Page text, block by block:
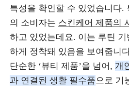
특성을 확인할 수 있었습니다.
의 소비자는 스킨케어 제품의
하고 있었는데요. 이는 루틴
하게 정착돼 있음을 보여줍니
단순한 ‘뷰티 제품’을 넘어, 개
과 연결된 생활 필수품 으로 기